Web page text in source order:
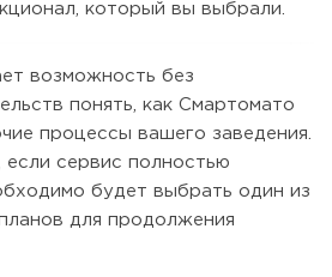
который вы выбрали.
возможность без
понять, как Смартомато
процессы вашего заведения.
, если сервис полностью
будет выбрать один из
для продолжения